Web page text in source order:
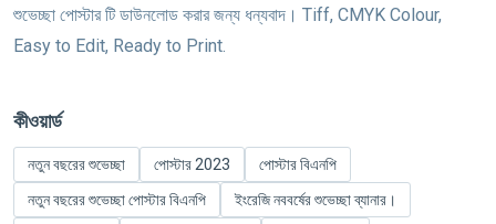
শুভেচ্ছা পোস্টার টি ডাউনলোড করার জন্য ধন্যবাদ। Tiff, CMYK Colour,
Easy to Edit, Ready to Print.
কীওয়ার্ড
নতুন বছরের শুভেচ্ছা পোস্টার 2023
পোস্টার বিএনপি
নতুন বছরের শুভেচ্ছা পোস্টার বিএনপি
ইংরেজি নববর্ষের শুভেচ্ছা ব্যানার।